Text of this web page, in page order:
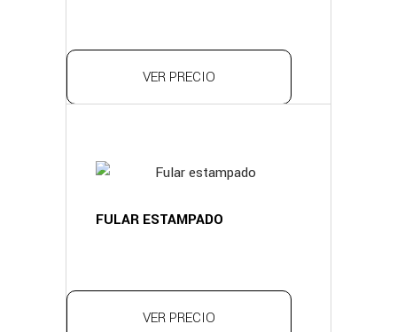
VER PRECIO
FULAR ESTAMPADO
VER PRECIO